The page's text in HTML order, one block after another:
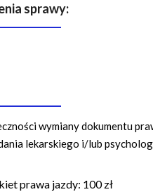
sprawy:
wymiany dokumentu
lekarskiego i/lub
prawa jazdy: 100 zł